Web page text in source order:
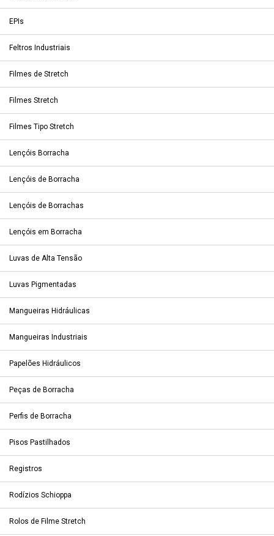
EPIs
Feltros Industriais
Filmes de Stretch
Filmes Stretch
Filmes Tipo Stretch
Lençóis Borracha
Lençóis de Borracha
Lençóis de Borrachas
Lençóis em Borracha
Luvas de Alta Tensão
Luvas Pigmentadas
Mangueiras Hidráulicas
Mangueiras Industriais
Papelões Hidráulicos
Peças de Borracha
Perfis de Borracha
Pisos Pastilhados
Registros
Rodízios Schioppa
Rolos de Filme Stretch